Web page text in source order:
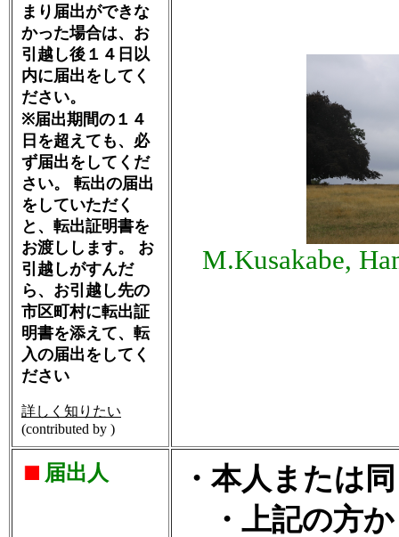
まり届出ができな
かった場合は、お
引越し後１４日以
内に届出をしてく
ださい。
※届出期間の１４
日を超えても、必
ず届出をしてくだ
さい。 転出の届出
をしていただく
と、転出証明書を
お渡しします。 お
引越しがすんだ
ら、お引越し先の
市区町村に転出証
明書を添えて、転
入の届出をしてく
ださい
詳しく知りたい
(contributed by )
M.Kusakabe,
届出人
・本人または
・上記の方か